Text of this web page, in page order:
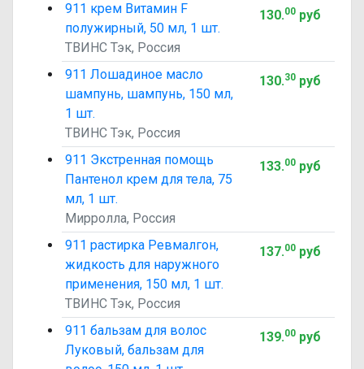
911 крем Витамин F
полужирный, 50 мл, 1 шт.
ТВИНС Тэк, Россия
130.00руб
911 Лошадиное масло
шампунь, шампунь, 150 мл,
1 шт.
ТВИНС Тэк, Россия
130.30руб
911 Экстренная помощь
Пантенол крем для тела, 75
мл, 1 шт.
Мирролла, Россия
133.00руб
911 растирка Ревмалгон,
жидкость для наружного
применения, 150 мл, 1 шт.
ТВИНС Тэк, Россия
137.00руб
911 бальзам для волос
Луковый, бальзам для
139.00руб